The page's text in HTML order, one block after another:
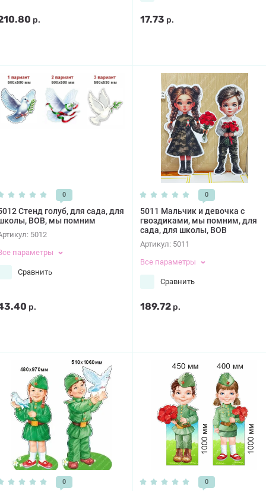
р. 17.73 р.
0
Стенд голуб, для сада, для
ВОВ, мы помним
5012
параметры
Сравнить
р.
0
5011 Мальчик и девочка с
гвоздиками, мы помним, для
сада, для школы, ВОВ
Артикул: 5011
Все параметры
Сравнить
189.72 р.
0 0